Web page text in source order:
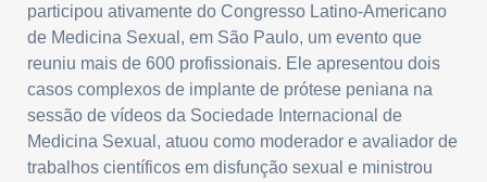
participou ativamente do Congresso Latino-Americano
de Medicina Sexual, em São Paulo, um evento que
reuniu mais de 600 profissionais. Ele apresentou dois
casos complexos de implante de prótese peniana na
sessão de vídeos da Sociedade Internacional de
Medicina Sexual, atuou como moderador e avaliador de
trabalhos científicos em disfunção sexual e ministrou